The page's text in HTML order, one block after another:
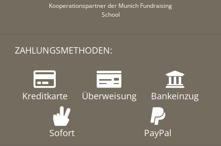
Kooperationspartner der Munich Fundraising
School
ZAHLUNGSMETHODEN:
Kreditkarte Überweisung Bankeinzug
Sofort PayPal